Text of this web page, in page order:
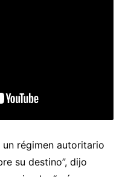
régimen autoritario
su destino”, dijo